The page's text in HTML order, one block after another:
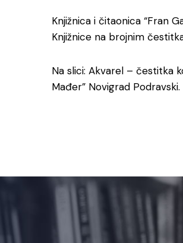
Knjižnica i čitaonica “Fran
Knjižnice na brojnim
Na slici: Akvarel – čestitka
Mađer” Novigrad Podravski.